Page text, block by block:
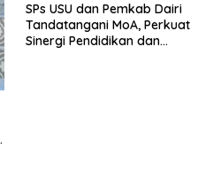
SPs USU dan Pemkab Dairi
Tandatangani MoA, Perkuat
Sinergi Pendidikan dan